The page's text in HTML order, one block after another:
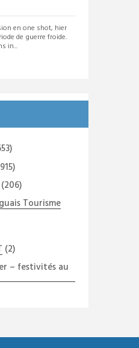
en one shot, hier
de guerre froide.
in...
Tourisme
(2)
– festivités au